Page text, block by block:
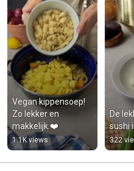
Vegan kippensoep!
Zo lekker en
makkelijk.❤️
1.1K views
De
sushi
322